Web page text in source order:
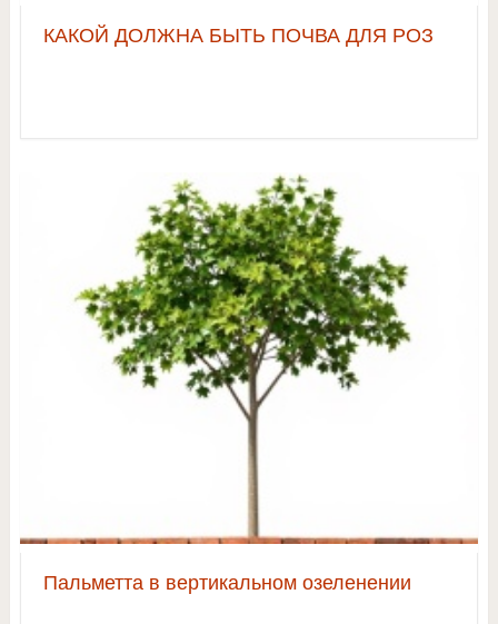
КАКОЙ ДОЛЖНА БЫТЬ ПОЧВА ДЛЯ РОЗ
Пальметта в вертикальном озеленении